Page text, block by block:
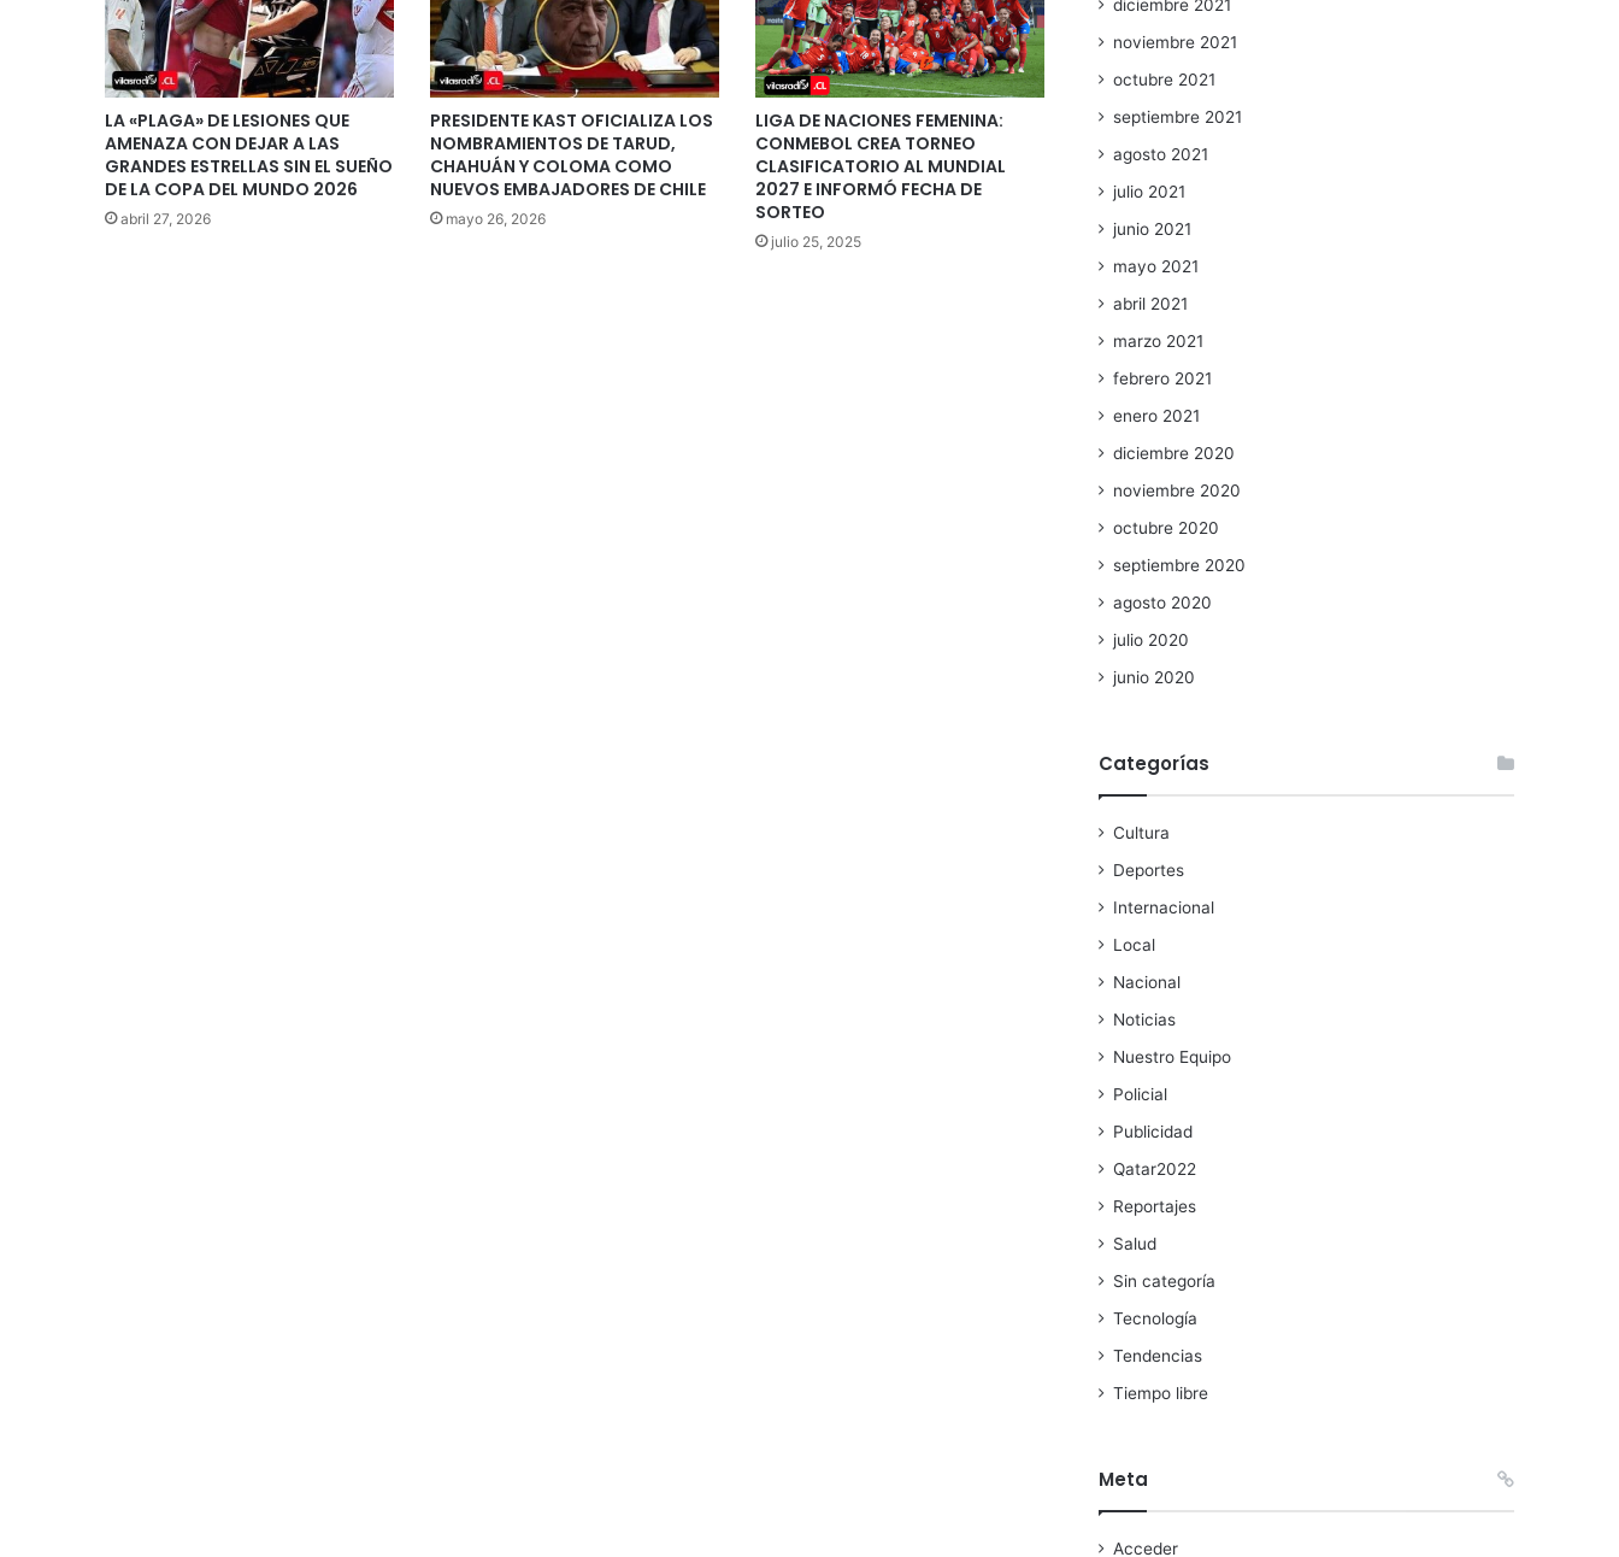
LA «PLAGA» DE LESIONES QUE
AMENAZA CON DEJAR A LAS
GRANDES ESTRELLAS SIN EL SUEÑO
DE LA COPA DEL MUNDO 2026
abril 27, 2026
PRESIDENTE KAST OFICIALIZA LOS
NOMBRAMIENTOS DE TARUD,
CHAHUÁN Y COLOMA COMO
NUEVOS EMBAJADORES DE CHILE
mayo 26, 2026
LIGA DE NACIONES FEMENINA:
CONMEBOL CREA TORNEO
CLASIFICATORIO AL MUNDIAL
2027 E INFORMÓ FECHA DE
SORTEO
julio 25, 2025
diciembre 2021
noviembre 2021
octubre 2021
septiembre 2021
agosto 2021
julio 2021
junio 2021
mayo 2021
abril 2021
marzo 2021
febrero 2021
enero 2021
diciembre 2020
noviembre 2020
octubre 2020
septiembre 2020
agosto 2020
julio 2020
junio 2020
Categorías
Cultura
Deportes
Internacional
Local
Nacional
Noticias
Nuestro Equipo
Policial
Publicidad
Qatar2022
Reportajes
Salud
Sin categoría
Tecnología
Tendencias
Tiempo libre
Meta
Acceder